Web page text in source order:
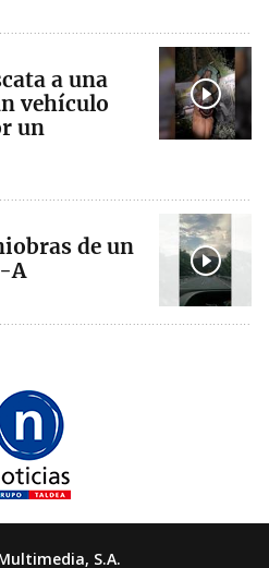
a una
vehículo
un
de un
A
S.A.